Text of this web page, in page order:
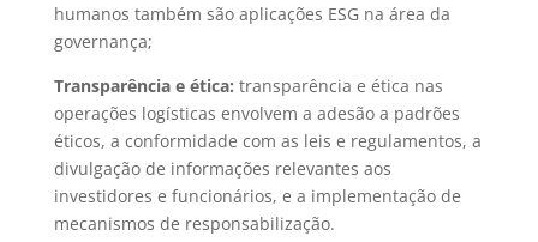
humanos também são aplicações ESG na área da
governança;
Transparência e ética: transparência e ética nas
operações logísticas envolvem a adesão a padrões
éticos, a conformidade com as leis e regulamentos, a
divulgação de informações relevantes aos
investidores e funcionários, e a implementação de
mecanismos de responsabilização.